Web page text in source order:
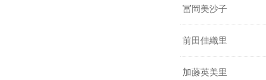
冨岡美沙子
前田佳織里
加藤英美里